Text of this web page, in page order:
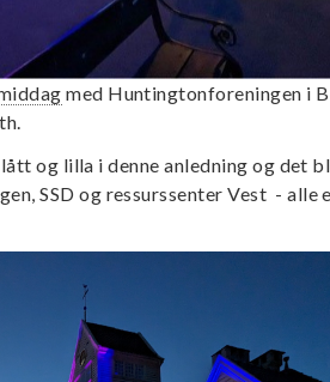
med Huntingtonforeningen i
og lilla i denne anledning og det
SSD og ressurssenter Vest - alle